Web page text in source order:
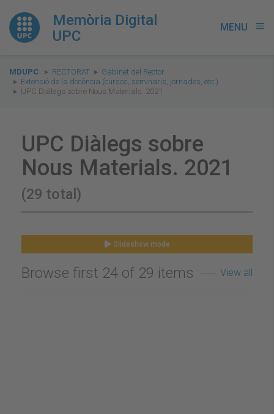
Memòria Digital
UPC
MENU menu
You
are
here:
MDUPC RECTORAT
Gabinet del Rector
Extensió de la docència (cursos, seminaris, jornades, etc.)
UPC Diàlegs sobre Nous Materials. 2021
UPC Diàlegs sobre
Nous Materials. 2021
(29 total)
Slideshow mode
Browse first 24 of 29 items View all